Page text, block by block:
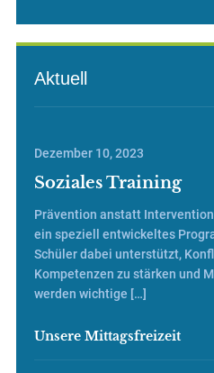
Aktuell
Dezember 10, 2023
Soziales Training
Prävention anstatt
ein speziell entwickeltes
Schüler dabei unterstützt,
Kompetenzen zu stärken und
werden wichtige […]
Unsere Mittagsfreizeit